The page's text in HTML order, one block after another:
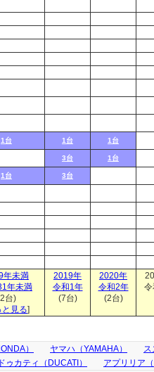
1台 1台 1台
3台 1台
1台 3台
年未満
年未満
台)
と見る]
2019年
令和1年
(7台)
2020年
令和2年
(2台)
） ヤマハ（YAMAHA）
ス
ドゥカティ（DUCATI）
アプリリア